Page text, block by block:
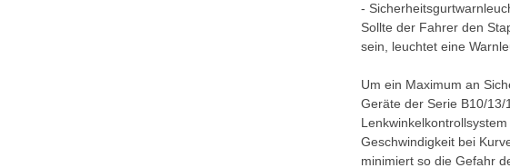
-
Sollte der Fahrer den
sein, leuchtet eine
Um ein Maximum an
Geräte der Serie B10/13/
Geschwindigkeit bei
minimiert so die Gefahr